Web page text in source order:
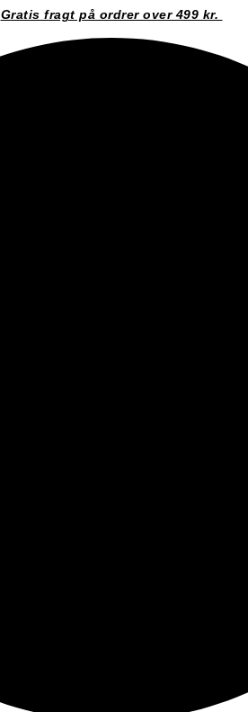
Gratis fragt på ordrer over 499 kr.